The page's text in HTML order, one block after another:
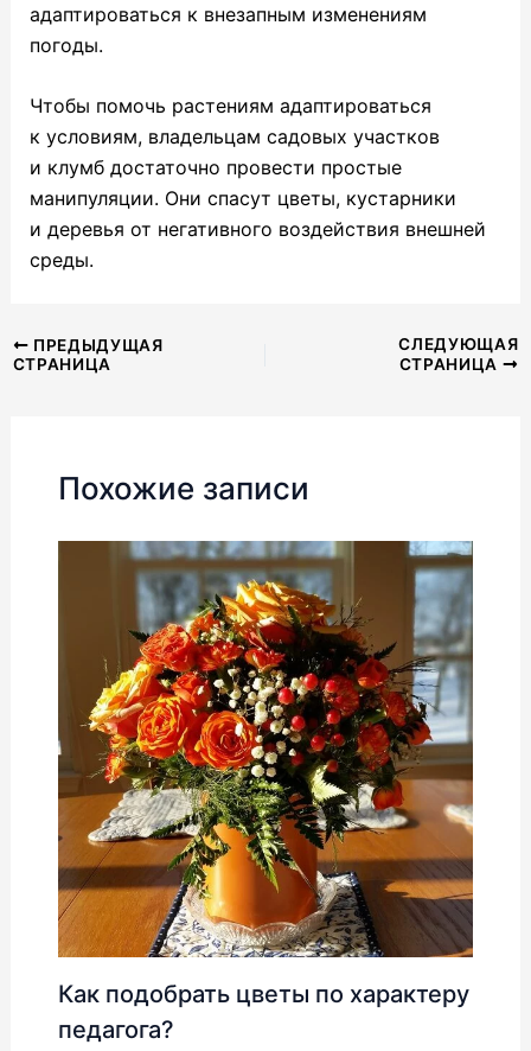
адаптироваться к внезапным изменениям
погоды.
Чтобы помочь растениям адаптироваться
к условиям, владельцам садовых участков
и клумб достаточно провести простые
манипуляции. Они спасут цветы, кустарники
и деревья от негативного воздействия внешней
среды.
Навигация
по
ПРЕДЫДУЩАЯ
СТРАНИЦА
СЛЕДУЮЩАЯ
СТРАНИЦА
Похожие записи
Как подобрать цветы по характеру
педагога?